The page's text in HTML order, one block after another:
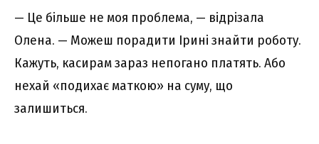
— Це більше не моя проблема, — відрізала
Олена. — Можеш порадити Ірині знайти роботу.
Кажуть, касирам зараз непогано платять. Або
нехай «подихає маткою» на суму, що
залишиться.